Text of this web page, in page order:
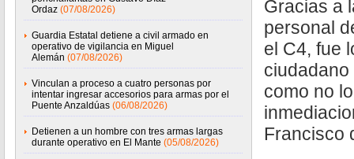
Ordaz (07/08/2026)
Guardia Estatal detiene a civil armado en
operativo de vigilancia en Miguel
Alemán (07/08/2026)
Vinculan a proceso a cuatro personas por
intentar ingresar accesorios para armas por el
Puente Anzaldúas (06/08/2026)
Detienen a un hombre con tres armas largas
durante operativo en El Mante (05/08/2026)
Gracias a
personal
el C4, fue
como no
Francisco